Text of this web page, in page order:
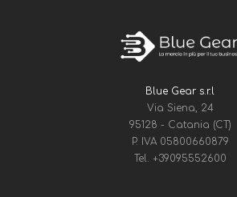
Blue Gear s.r.l
Via Siena, 24
95128 - Catania (CT)
P. IVA 05800660879
Tel. +39095552600